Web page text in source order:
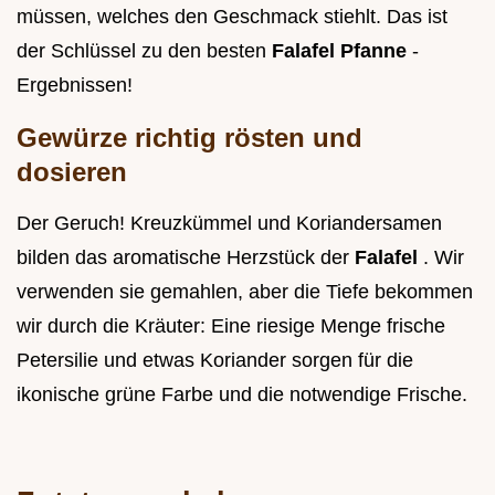
müssen, welches den Geschmack stiehlt. Das ist
der Schlüssel zu den besten Falafel Pfanne -
Ergebnissen!
Gewürze richtig rösten und
dosieren
Der Geruch! Kreuzkümmel und Koriandersamen
bilden das aromatische Herzstück der Falafel . Wir
verwenden sie gemahlen, aber die Tiefe bekommen
wir durch die Kräuter: Eine riesige Menge frische
Petersilie und etwas Koriander sorgen für die
ikonische grüne Farbe und die notwendige Frische.